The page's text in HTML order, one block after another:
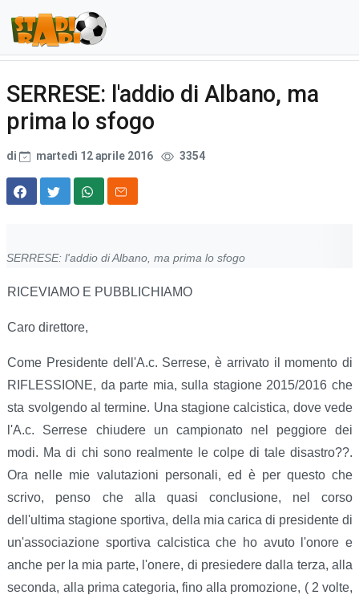
SERRESE: l'addio di Albano, ma
prima lo sfogo
di martedì 12 aprile 2016 3354
SERRESE: l'addio di Albano, ma prima lo sfogo
RICEVIAMO E PUBBLICHIAMO
Caro direttore,
Come Presidente dell'A.c. Serrese, è arrivato il momento di
RIFLESSIONE, da parte mia, sulla stagione 2015/2016 che
sta svolgendo al termine. Una stagione calcistica, dove vede
l'A.c. Serrese chiudere un campionato nel peggiore dei
modi. Ma di chi sono realmente le colpe di tale disastro??.
Ora nelle mie valutazioni personali, ed è per questo che
scrivo, penso che alla quasi conclusione, nel corso
dell'ultima stagione sportiva, della mia carica di presidente di
un'associazione sportiva calcistica che ho avuto l'onore e
anche per la mia parte, l'onere, di presiedere dalla terza, alla
seconda, alla prima categoria, fino alla promozione, ( 2 volte,